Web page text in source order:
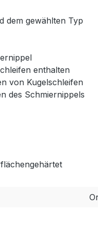
dem gewählten Typ
enthalten
von Kugelschleifen
des Schmiernippels